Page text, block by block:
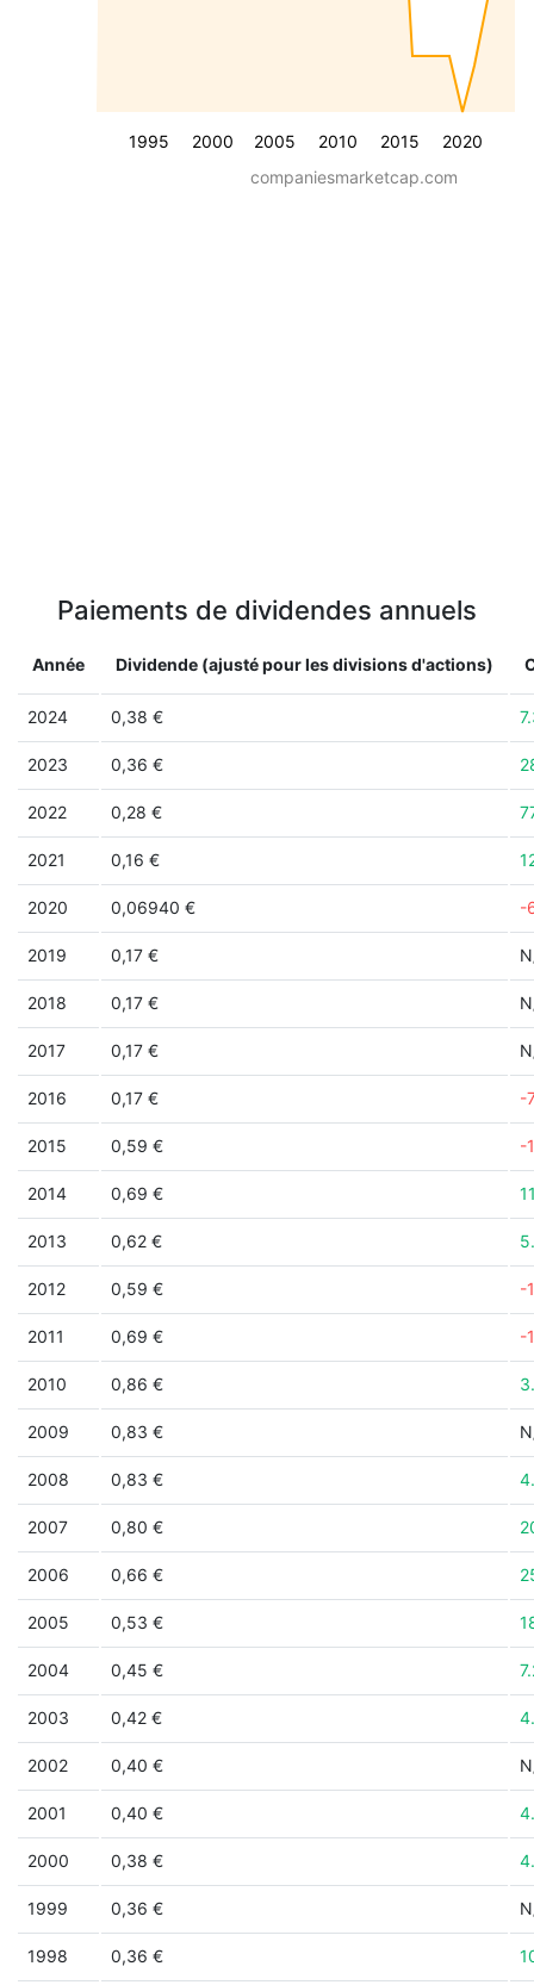
1995 2000 2005 2010 2015
2020
companiesmarketcap.com
Paiements de dividendes annuels
Année Dividende (ajusté pour les divisions d'actions)
2024 0,38 €
2023 0,36 €
2022 0,28 €
2021 0,16 €
2020 0,06940 € -
2019 0,17 €
2018 0,17 €
2017 0,17 €
2016 0,17 € -
2015 0,59 € -
2014 0,69 €
2013 0,62 €
2012 0,59 € -
2011 0,69 € -
2010 0,86 €
2009 0,83 €
2008 0,83 €
2007 0,80 €
2006 0,66 €
2005 0,53 €
2004 0,45 €
2003 0,42 €
2002 0,40 €
2001 0,40 €
2000 0,38 €
1999 0,36 €
1998 0,36 €